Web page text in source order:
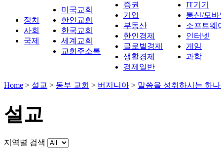
정치
사회
국제
미국교회
한인교회
한국교회
세계교회
교회주소록
증권
기업
부동산
한인경제
글로벌경제
생활경제
경제일반
IT기기
통신/모
소프트웨
인터넷
게임
과학
Home > 설교 > 동부 교회 > 버지니아 > 말씀을 성취하시는 하
설교
지역별 검색